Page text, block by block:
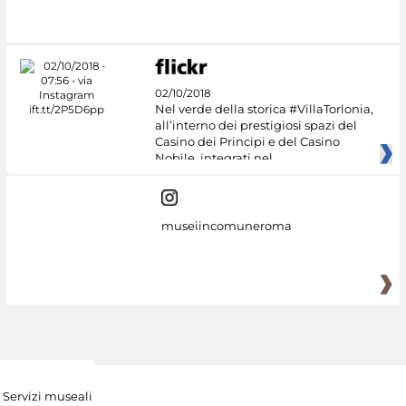
02/10/2018
Nel verde della storica #VillaTorlonia,
all’interno dei prestigiosi spazi del
Casino dei Principi e del Casino
Nobile, integrati nel
museiincomuneroma
Servizi museali